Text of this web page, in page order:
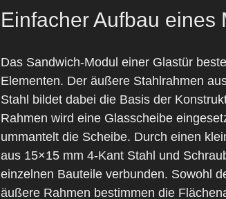
Einfacher Aufbau eines
Das Sandwich-Modul einer Glastür
Elementen. Der äußere Stahlrahmen
Stahl bildet dabei die Basis der
Rahmen wird eine Glasscheibe
ummantelt die Scheibe. Durch einen
aus 15×15 mm 4-Kant Stahl und
einzelnen Bauteile verbunden. Sowohl
äußere Rahmen bestimmen die